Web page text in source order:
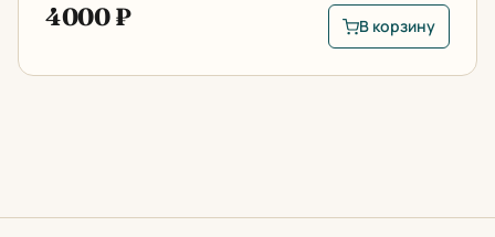
4000 ₽
В корзину:
В корзину